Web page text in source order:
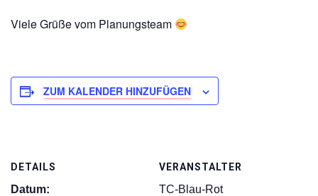
Viele Grüße vom Planungsteam
ZUM KALENDER HINZUFÜGEN
DETAILS
Datum:
VERANSTALTER
TC-Blau-Rot